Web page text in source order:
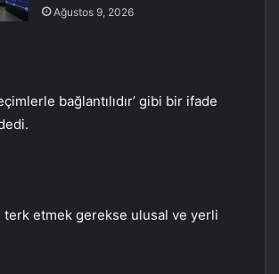
Ağustos 9, 2026
bağlantılıdır’ gibi bir ifade
terk etmek gerekse ulusal ve yerli